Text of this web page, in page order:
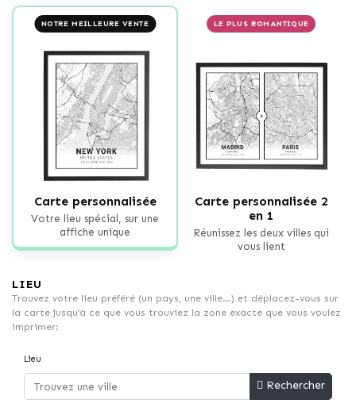
NOTRE MEILLEURE VENTE
Carte personnalisée
Votre lieu spécial, sur une
affiche unique
LE PLUS ROMANTIQUE
Carte personnalisée 2
en 1
Réunissez les deux villes qui
vous lient
LIEU
Trouvez votre lieu préféré (un pays, une ville…) et déplacez-vous sur
la carte jusqu’à ce que vous trouviez la zone exacte que vous voulez
imprimer:
Lieu
Rechercher